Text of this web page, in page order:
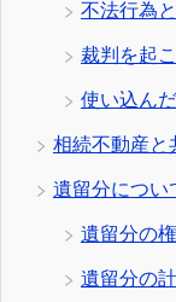
不法行為
裁判を起
使い込ん
相続不動産と
遺留分につい
遺留分の
遺留分の